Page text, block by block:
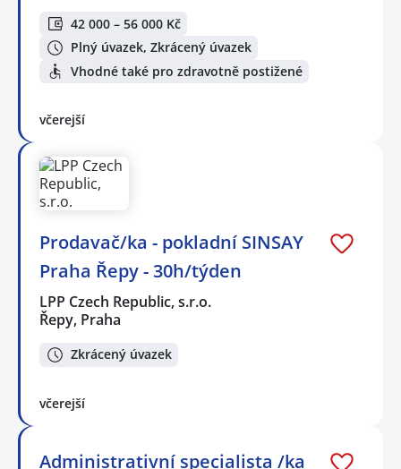
42 000 – 56 000 Kč
Plný úvazek, Zkrácený úvazek
Vhodné také pro zdravotně postižené
včerejší
Prodavač/ka - pokladní SINSAY
Praha Řepy - 30h/týden
LPP Czech Republic, s.r.o.
Řepy, Praha
Zkrácený úvazek
včerejší
Administrativní specialista /ka